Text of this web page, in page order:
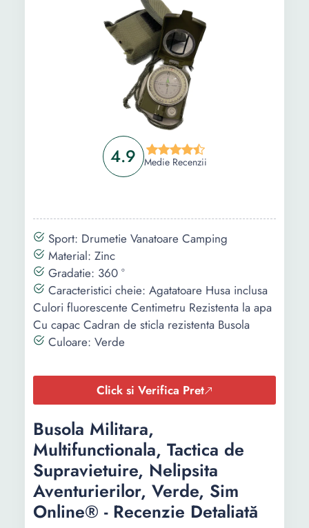
4.9 Medie Recenzii
Sport: Drumetie Vanatoare Camping
Material: Zinc
Gradatie: 360 °
Caracteristici cheie: Agatatoare Husa inclusa
Culori fluorescente Centimetru Rezistenta la apa
Cu capac Cadran de sticla rezistenta Busola
Culoare: Verde
Click si Verifica Pret
Busola Militara,
Multifunctionala, Tactica de
Supravietuire, Nelipsita
Aventurierilor, Verde, Sim
Online® - Recenzie Detaliată